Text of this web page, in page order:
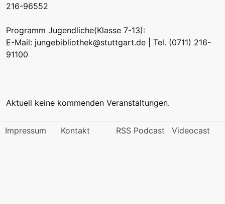
216-96552
Programm Jugendliche(Klasse 7-13):
E-Mail: jungebibliothek@stuttgart.de | Tel. (0711) 216-
91100
Aktuell keine kommenden Veranstaltungen.
Impressum Kontakt RSS Podcast Videocast